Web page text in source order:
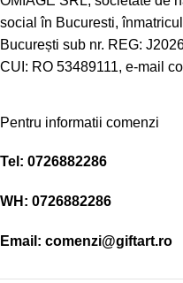
social în Bucuresti,
București sub nr. REG:
CUI: RO 53489111, e-mail
Pentru informatii comenzi
Tel: 0726882286
WH: 0726882286
Email: comenzi@giftart.ro